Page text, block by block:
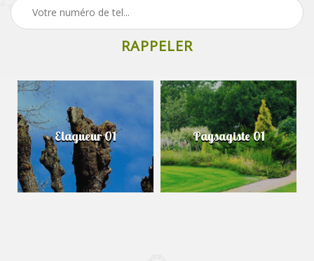
Elagueur 01 Paysagiste 01